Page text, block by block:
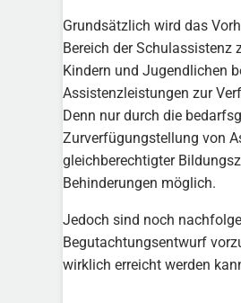
Grundsätzlich wird das
Bereich der Schulassistenz
Kindern und Jugendlichen
Assistenzleistungen zur
Denn nur durch die
Zurverfügungstellung von
gleichberechtigter
Behinderungen möglich.
Jedoch sind noch
Begutachtungsentwurf
wirklich erreicht werden